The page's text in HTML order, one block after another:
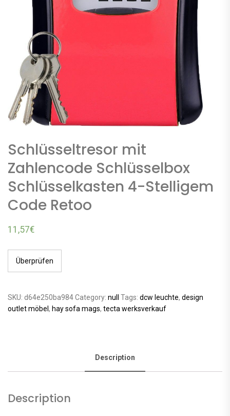
Schlüsseltresor mit
Zahlencode Schlüsselbox
Schlüsselkasten 4-Stelligem
Code Retoo
11,57€
Überprüfen
SKU: d64e250ba984Category: null Tags: dcw leuchte, design
outlet möbel , hay sofa mags, tecta werksverkauf
Description
Description